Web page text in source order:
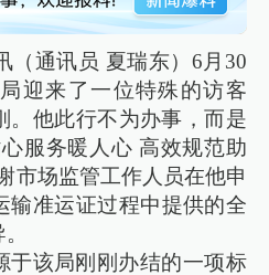
（通讯员 夏瑞东）6月30
迎来了一位特殊的访客
他此行不为办事，而是
服务暖人心 高效规范助
市场监管工作人员在他申
输准运证过程中提供的全
于该局刚刚办结的一项标